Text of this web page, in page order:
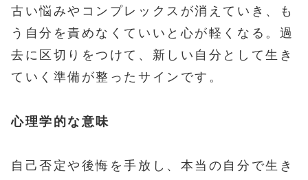
古い悩みやコンプレックスが消えていき、も
う自分を責めなくていいと心が軽くなる。過
去に区切りをつけて、新しい自分として生き
ていく準備が整ったサインです。
心理学的な意味
自己否定や後悔を手放し、本当の自分で生き